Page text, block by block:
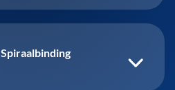
Spiraalbinding